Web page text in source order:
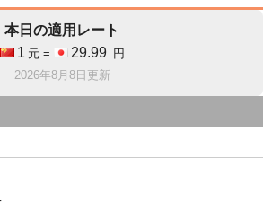
本日の適用レート
1 元 = 29.99
円
2026年8月8日更新